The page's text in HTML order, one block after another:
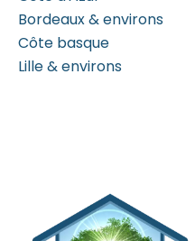
Bordeaux & environs
Côte basque
Lille & environs